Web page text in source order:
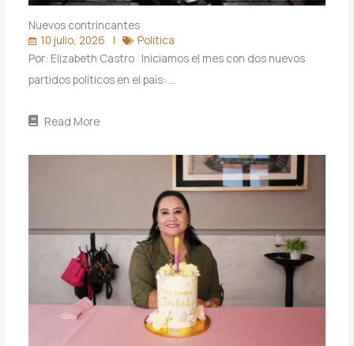
Nuevos contrincantes
10 julio, 2026
Politica
Por: Elizabeth Castro Iniciamos el mes con dos nuevos
partidos políticos en el país: …
Read More